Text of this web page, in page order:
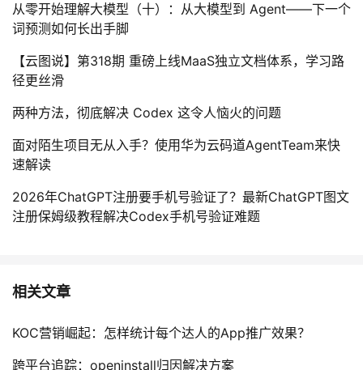
从零开始理解大模型（十）：从大模型到 Agent——下一个
词预测如何长出手脚
【云图说】第318期 重磅上线MaaS独立文档体系，学习路
径更丝滑
两种方法，彻底解决 Codex 这令人恼火的问题
面对陌生项目无从入手？使用华为云码道AgentTeam来快
速解读
2026年ChatGPT注册要手机号验证了？最新ChatGPT图文
注册保姆级教程解决Codex手机号验证难题
相关文章
KOC营销崛起：怎样统计每个达人的App推广效果？
跨平台追踪：openinstall归因解决方案